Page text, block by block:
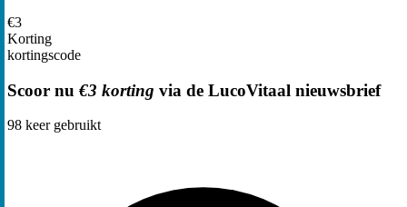
€3
Korting
kortingscode
Scoor nu €3 korting via de LucoVitaal nieuwsbrief
98 keer gebruikt